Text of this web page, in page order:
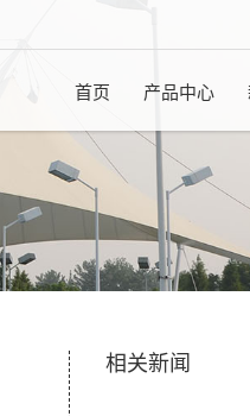
首页 产品中心
相关新闻